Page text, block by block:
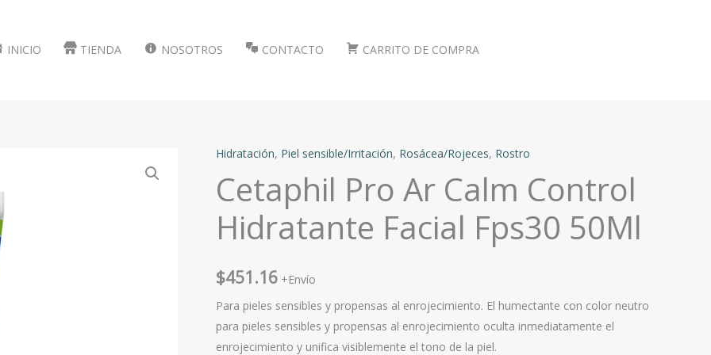
INICIO TIENDA NOSOTROS CONTACTO CARRITO DE COMPRA
Hidratación, Piel sensible/Irritación, Rosácea/Rojeces, Rostro
Cetaphil Pro Ar Calm Control
Hidratante Facial Fps30 50Ml
$451.16 +Envío
Para pieles sensibles y propensas al enrojecimiento. El humectante con color neutro
para pieles sensibles y propensas al enrojecimiento oculta inmediatamente el
enrojecimiento y unifica visiblemente el tono de la piel.